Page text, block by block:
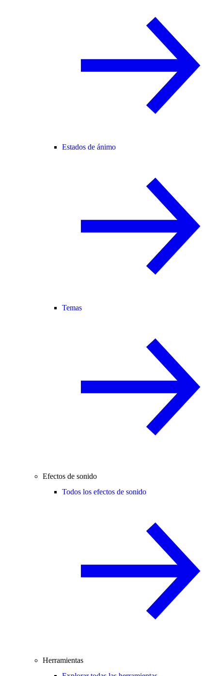
Estados de ánimo
Temas
Efectos de sonido
Todos los efectos de sonido
Herramientas